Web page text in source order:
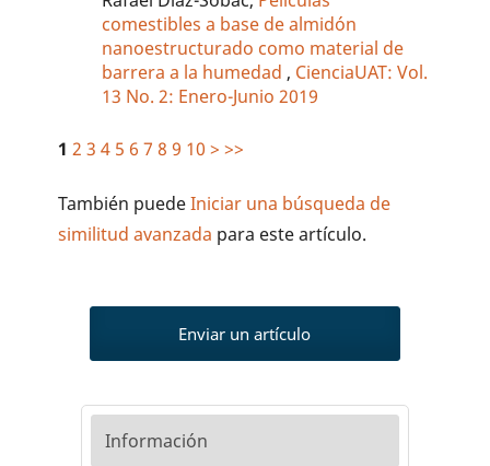
comestibles a base de almidón
nanoestructurado como material de
barrera a la humedad , CienciaUAT: Vol.
13 No. 2: Enero-Junio 2019
1 2 3 4 5 6 7 8 9 10 > >>
También puedeIniciar una búsqueda de
similitud avanzada para este artículo.
Enviar un artículo
Información